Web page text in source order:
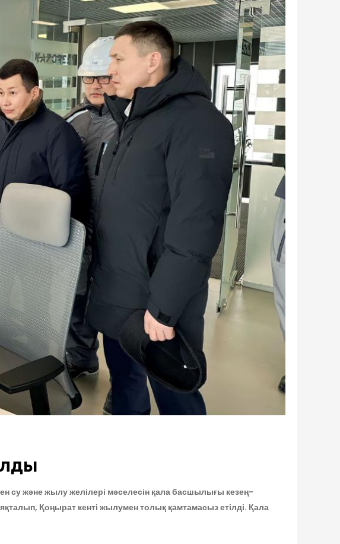
су және жылу желілері мәселесін қала басшылығы кезең-
Қоңырат кенті жылумен толық қамтамасыз етілді. Қала